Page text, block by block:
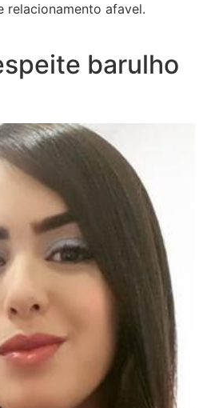
relacionamento afavel.
barulho